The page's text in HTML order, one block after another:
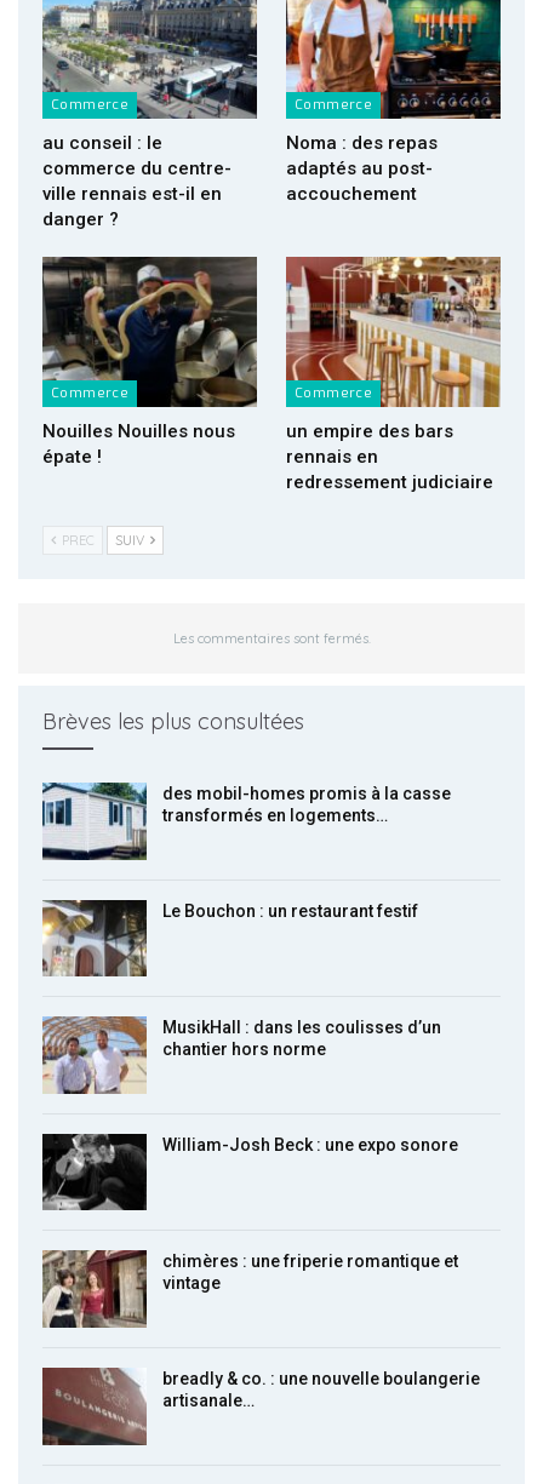
Commerce
au conseil : le
commerce du centre-
ville rennais est-il en
danger ?
Commerce
Noma : des repas
adaptés au post-
accouchement
Commerce
Nouilles Nouilles nous
épate !
Commerce
un empire des bars
rennais en
redressement judiciaire
PREC SUIV
Les commentaires sont fermés.
Brèves les plus consultées
des mobil-homes promis à la casse
transformés en logements…
Le Bouchon : un restaurant festif
MusikHall : dans les coulisses d’un
chantier hors norme
William-Josh Beck : une expo sonore
chimères : une friperie romantique et
vintage
breadly & co. : une nouvelle boulangerie
artisanale…